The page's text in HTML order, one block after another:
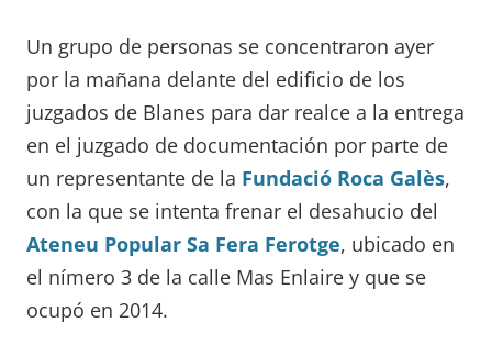
Un grupo de personas se concentraron ayer
por la mañana delante del edificio de los
juzgados de Blanes para dar realce a la entrega
en el juzgado de documentación por parte de
un representante de la Fundació Roca Galès,
con la que se intenta frenar el desahucio del
Ateneu Popular Sa Fera Ferotge, ubicado en
el nímero 3 de la calle Mas Enlaire y que se
ocupó en 2014.